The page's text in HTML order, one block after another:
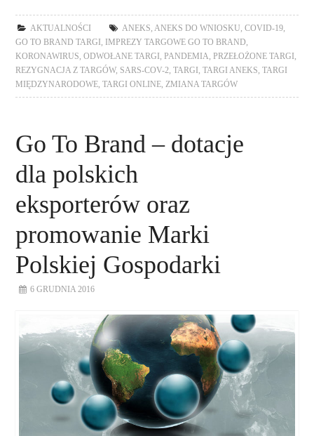
AKTUALNOŚCI ANEKS ANEKS DO WNIOSKU ,COVID-19
GO TO BRAND TARGI
IMPREZY TARGOWE GO TO BRAND
KORONAWIRUS ,ODWOŁANE TARGI PANDEMIA PRZEŁOŻONE TARGI
REZYGNACJA Z TARGÓW, SARS-COV-2 ,TARGI ,TARGI ANEKS ,TARGI
MIĘDZYNARODOWE ,TARGI ONLINE ZMIANA TARGÓW
Go To Brand – dotacje
dla polskich
eksporterów oraz
promowanie Marki
Polskiej Gospodarki
6 GRUDNIA 2016